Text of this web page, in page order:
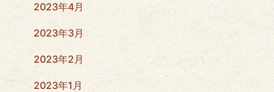
2023年4月
2023年3月
2023年2月
2023年1月